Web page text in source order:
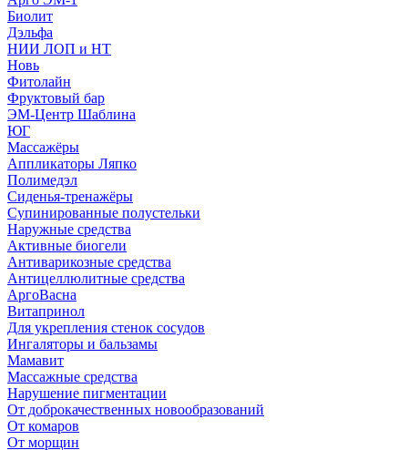
Биолит
Дэльфа
НИИ ЛОП и НТ
Новь
Фитолайн
Фруктовый бар
ЭМ-Центр Шаблина
ЮГ
Массажёры
Аппликаторы Ляпко
Полимедэл
Сиденья-тренажёры
Супинированные полустельки
Наружные средства
Активные биогели
Антиварикозные средства
Антицеллюлитные средства
АргоВасна
Витапринол
Для укрепления стенок сосудов
Ингаляторы и бальзамы
Мамавит
Массажные средства
Нарушение пигментации
От доброкачественных новообразований
От комаров
От морщин